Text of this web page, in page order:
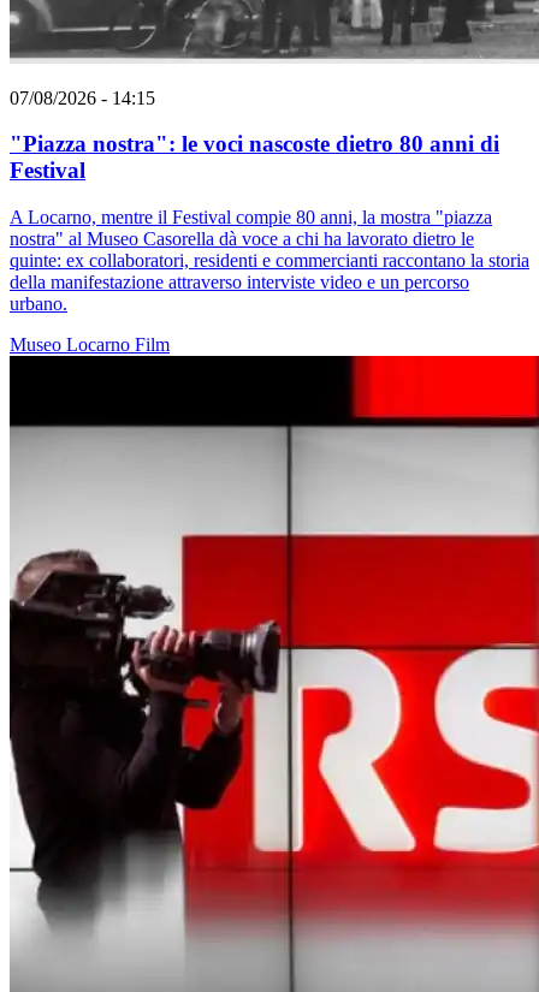
07/08/2026 - 14:15
"Piazza nostra": le voci nascoste dietro 80 anni di
Festival
A Locarno, mentre il Festival compie 80 anni, la mostra "piazza
nostra" al Museo Casorella dà voce a chi ha lavorato dietro le
quinte: ex collaboratori, residenti e commercianti raccontano la storia
della manifestazione attraverso interviste video e un percorso
urbano.
Museo Locarno Film